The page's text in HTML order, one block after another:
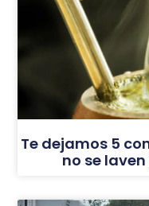
Te dejamos 5
no se